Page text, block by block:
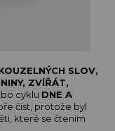
SLOV,
ZVÍŘÁT,
cyklu DNE A
číst, protože byl
které se čtením